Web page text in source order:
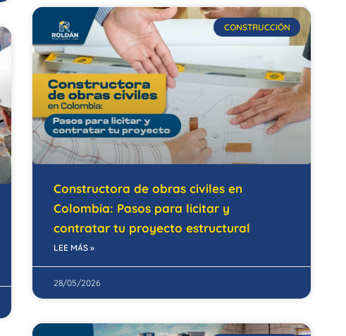
CONSTRUCCIÓN
Constructora de obras civiles en
Colombia: Pasos para licitar y
contratar tu proyecto estructural
LEE MÁS »
28/05/2026